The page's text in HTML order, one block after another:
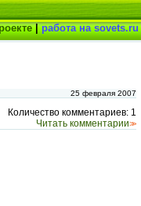
25 февраля 2007
Количество комментариев: 1
Читать комментарии>>
|работа на sovets.ru